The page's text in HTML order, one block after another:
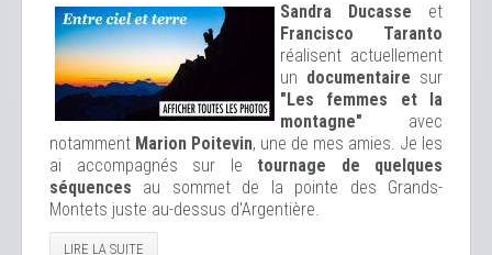
Sandra Ducasse et
Francisco Taranto
réalisent actuellement
un documentaire sur
"Les femmes et la
montagne" avec
notamment Marion Poitevin, une de mes amies. Je les
ai accompagnés sur le tournage de quelques
séquences au sommet de la pointe des Grands-
Montets juste au-dessus d'Argentière.
LIRE LA SUITE